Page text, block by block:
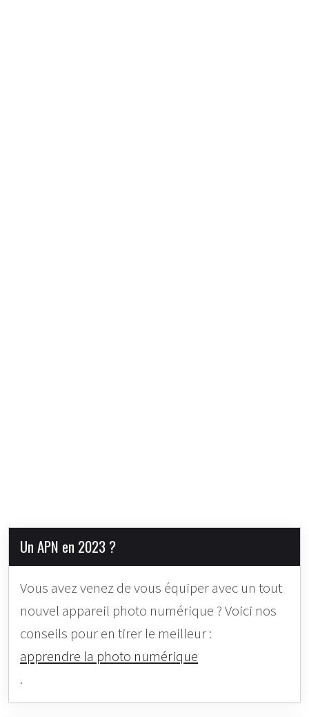
Un APN en 2023 ?
Vous avez venez de vous équiper avec un tout
nouvel appareil photo numérique ? Voici nos
conseils pour en tirer le meilleur :
apprendre la photo numérique
.